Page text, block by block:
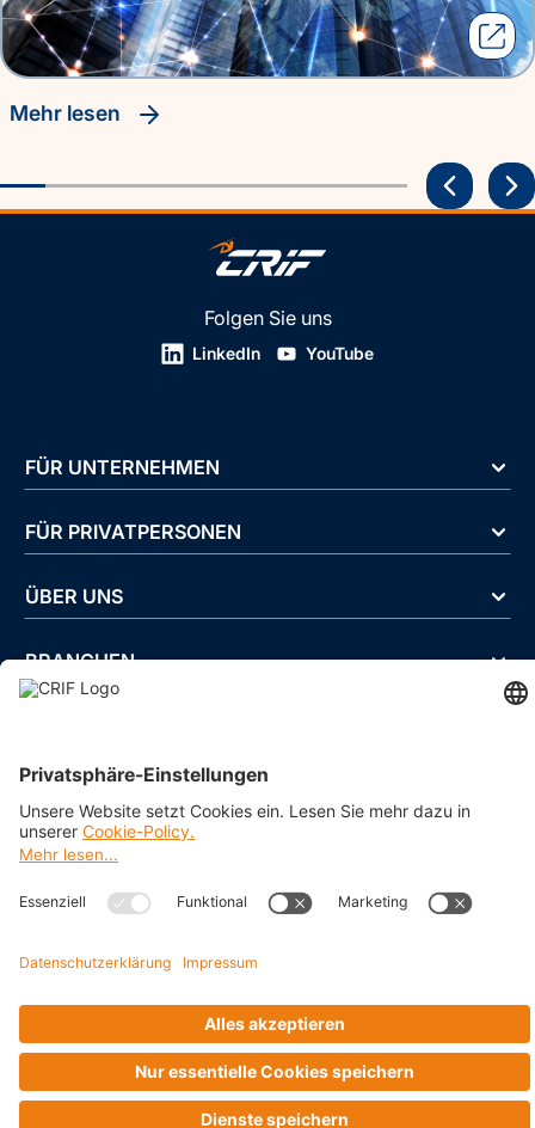
Mehr lesen
Folgen Sie uns
LinkedIn YouTube
FÜR UNTERNEHMEN
FÜR PRIVATPERSONEN
ÜBER UNS
BRANCHEN
Cookie Policy
Business Ethics Policy
AGB
Company with Management System Certified by DNV - ISO
9001, ISO 45001, ISO/IEC 27001, ISO 14001